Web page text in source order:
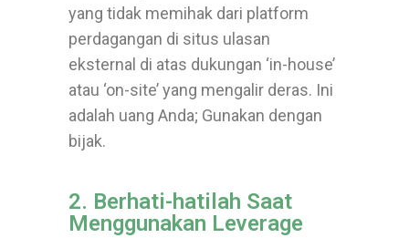
yang tidak memihak dari platform
perdagangan di situs ulasan
eksternal di atas dukungan ‘in-house’
atau ‘on-site’ yang mengalir deras. Ini
adalah uang Anda; Gunakan dengan
bijak.
2. Berhati-hatilah Saat
Menggunakan Leverage